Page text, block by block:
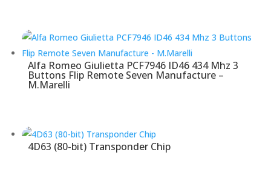
Alfa Romeo Giulietta PCF7946 ID46 434 Mhz 3
Buttons Flip Remote Seven Manufacture –
M.Marelli
4D63 (80-bit) Transponder Chip